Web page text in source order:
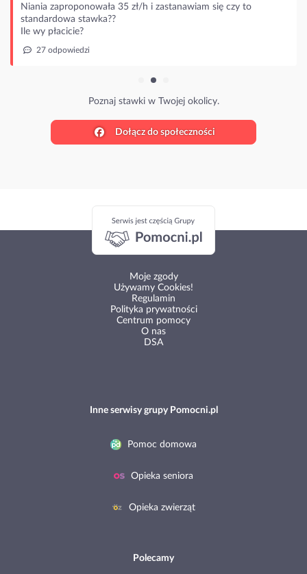
Niania zaproponowała 35 zł/h i zastanawiam się czy to
standardowa stawka??
Ile wy płacicie?
27 odpowiedzi
Poznaj stawki w Twojej okolicy.
Dołącz do społeczności
Moje zgody
Używamy Cookies!
Regulamin
Polityka prywatności
Centrum pomocy
O nas
DSA
Inne serwisy grupy Pomocni.pl
Pomoc domowa
Opieka seniora
Opieka zwierząt
Polecamy